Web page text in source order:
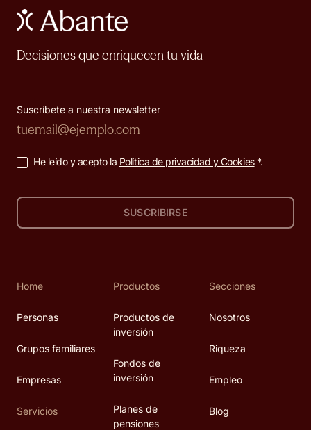
Decisiones que enriquecen tu vida
Suscríbete a nuestra newsletter
He leído y acepto la Política de privacidad y Cookies*.
SUSCRIBIRSE
Home
Personas
Grupos familiares
Empresas
Servicios
Productos
Productos de
inversión
Fondos de
inversión
Planes de
pensiones
Secciones
Nosotros
Riqueza
Empleo
Blog